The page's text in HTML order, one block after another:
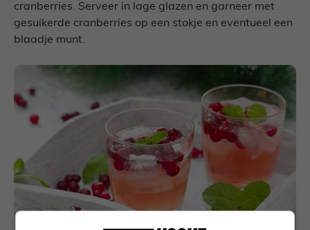
cranberries. Serveer in lage glazen en garneer met
gesuikerde cranberries op een stokje en eventueel een
blaadje munt.